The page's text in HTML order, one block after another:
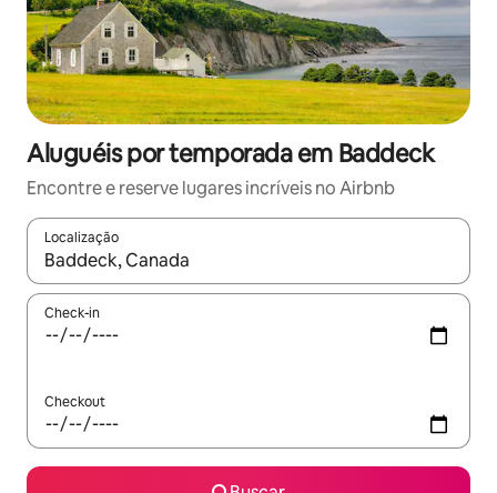
Aluguéis por temporada em Baddeck
Encontre e reserve lugares incríveis no Airbnb
Localização
Quando os resultados estiverem disponíveis, explore-os
Check-in
Checkout